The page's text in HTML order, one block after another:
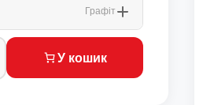
Графіт
У кошик